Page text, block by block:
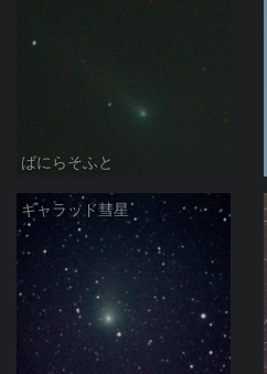
ばにらそふと
ギャラッド彗星